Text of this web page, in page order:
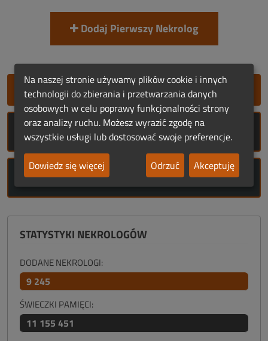
Dodaj Pierwszy Nekrolog
SZYBKIE DODANIE NEKROLOGU
ROCZNICE ŚMIERCI
ROCZNICE URODZIN
STATYSTYKI NEKROLOGÓW
DODANE NEKROLOGI:
9 245
ŚWIECZKI PAMIĘCI:
11 155 451
Na naszej stronie używamy plików cookie i innych
technologii do zbierania i przetwarzania danych
osobowych w celu poprawy funkcjonalności strony
oraz analizy ruchu. Możesz wyrazić zgodę na
wszystkie usługi lub dostosować swoje preferencje.
Dowiedz się więcej
Odrzuć Akceptuję